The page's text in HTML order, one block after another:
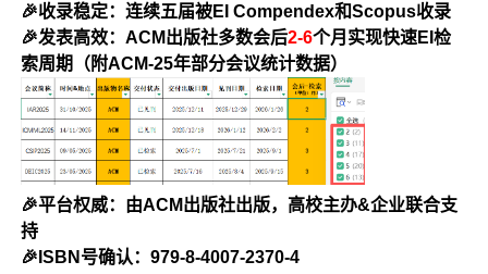
🎉收录稳定：连续五届被EI Compendex和Scopus收录
🎉发表高效：ACM出版社多数会后2-6个月实现快速EI检
索周期（附ACM-25年部分会议统计数据）
🎉平台权威：由ACM出版社出版，高校主办&企业联合支
持
🎉ISBN号确认：979-8-4007-2370-4